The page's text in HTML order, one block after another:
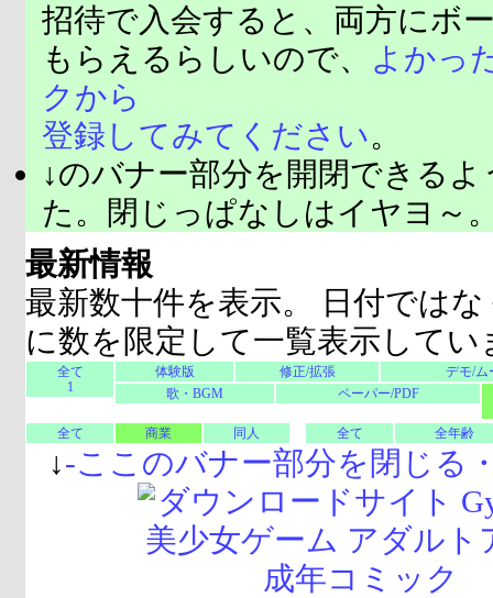
招待で入会すると、両方にボ
もらえるらしいので、
よかっ
クから
登録してみてください。
↓のバナー部分を開閉できる
た。閉じっぱなしはイヤヨ～
最新情報
最新数十件を表示。 日付では
に数を限定して一覧表示してい
全て
1
体験版 修正/拡張
デモ/ム
歌・BGM
ペーパー/PDF
全て 商業 同人 全て 全年齢
↓-ここのバナー部分を閉じる